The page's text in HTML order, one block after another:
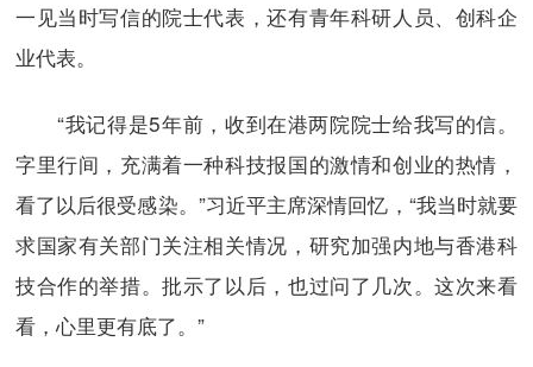
一见当时写信的院士代表，还有青年科研人员、创科企
业代表。
“我记得是5年前，收到在港两院院士给我写的信。
字里行间，充满着一种科技报国的激情和创业的热情，
看了以后很受感染。”习近平主席深情回忆，“我当时就要
求国家有关部门关注相关情况，研究加强内地与香港科
技合作的举措。批示了以后，也过问了几次。这次来看
看，心里更有底了。”